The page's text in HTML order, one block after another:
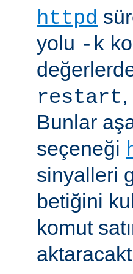
httpd
yolu -k
restart,
Bunlar
seçeneği
sinyalleri
betiğini
komut